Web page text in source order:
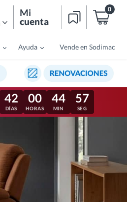
Mi
cuenta
0
Ayuda Vende en Sodimac
42
DÍAS
00
HORAS
44
MIN
54
SEG